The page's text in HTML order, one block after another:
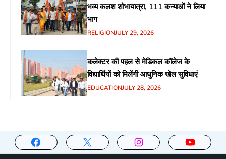
भव्य कलश शोभायात्रा, 111 कन्याओं ने लिया
भाग
RELIGIONJULY 29, 2026
कलेक्टर की पहल से मेडिकल कॉलेज के
विद्यार्थियों को मिलेंगी आधुनिक खेल सुविधाएं
EDUCATIONJULY 28, 2026